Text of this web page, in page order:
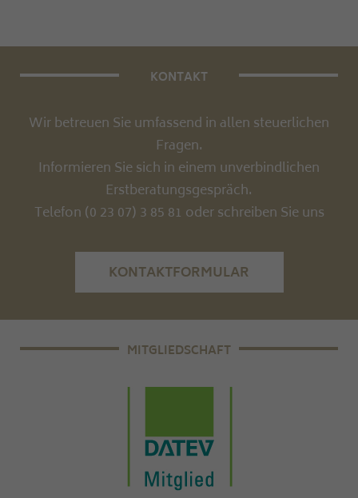
KONTAKT
Wir betreuen Sie umfassend in allen steuerlichen
Fragen.
Informieren Sie sich in einem unverbindlichen
Erstberatungsgespräch.
Telefon (0 23 07) 3 85 81 oder schreiben Sie uns
KONTAKTFORMULAR
MITGLIEDSCHAFT